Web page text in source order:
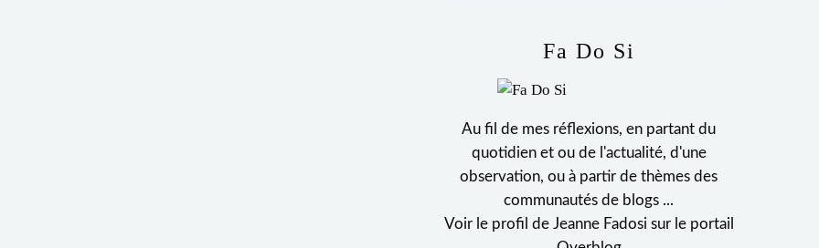
Fa Do Si
Au fil de mes réflexions, en partant du
quotidien et ou de l'actualité, d'une
observation, ou à partir de thèmes des
communautés de blogs ...
Voir le profil de Jeanne Fadosi sur le portail